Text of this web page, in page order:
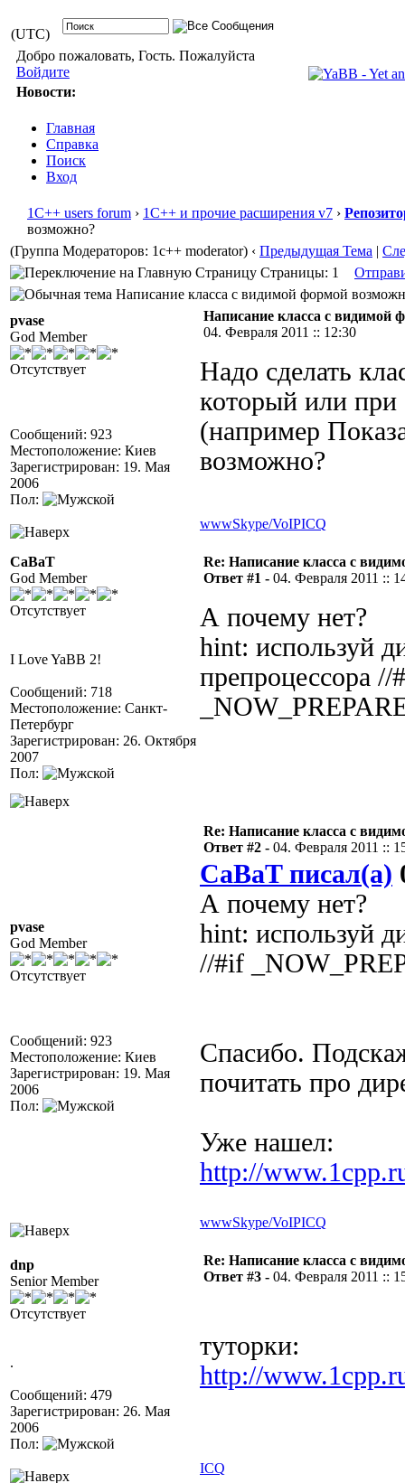
(UTC)
Добро пожаловать, Гость. Пожалуйста
Войдите
Новости:
Главная
Справка
Поиск
Вход
1С++ users forum › 1С++ и прочие расширения v7 ›
возможно?
(Группа Модераторов: 1c++ moderator) ‹ Предыдущая Тема |
Страницы: 1
Написание класса с видимой формой
pvase
God Member
Отсутствует
Сообщений: 923
Местоположение: Киев
Зарегистрирован: 19. Мая
2006
Пол:
Написание класса с видимой
04. Февраля 2011 :: 12:30
Надо сделать
который или при
(например
возможно?
wwwSkype/VoIPICQ
CaBaT
God Member
Отсутствует
I Love YaBB 2!
Сообщений: 718
Местоположение: Санкт-
Петербург
Зарегистрирован: 26. Октября
2007
Пол:
Re: Написание класса с
Ответ #1 - 04. Февраля 2011 ::
А почему нет?
hint: используй
препроцессора //
pvase
God Member
Отсутствует
Сообщений: 923
Местоположение: Киев
Зарегистрирован: 19. Мая
2006
Пол:
Re: Написание класса с
Ответ #2 - 04. Февраля 2011 ::
CaBaT писал(а)
А почему нет?
hint: используй
//#if
Спасибо.
почитать про
Уже нашел:
http://
wwwSkype/VoIPICQ
dnp
Senior Member
Отсутствует
.
Сообщений: 479
Зарегистрирован: 26. Мая
2006
Пол:
Re: Написание класса с
Ответ #3 - 04. Февраля 2011 ::
туторки:
http://
ICQ